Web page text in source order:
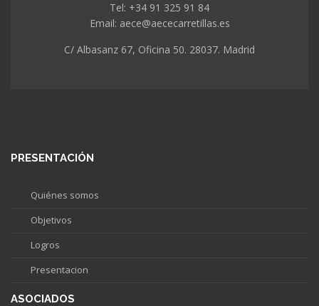
Tel: +34 91 325 91 84
Email: aece@aececarretillas.es
C/ Albasanz 67, Oficina 50. 28037. Madrid
PRESENTACIÓN
Quiénes somos
Objetivos
Logros
Presentacion
ASOCIADOS